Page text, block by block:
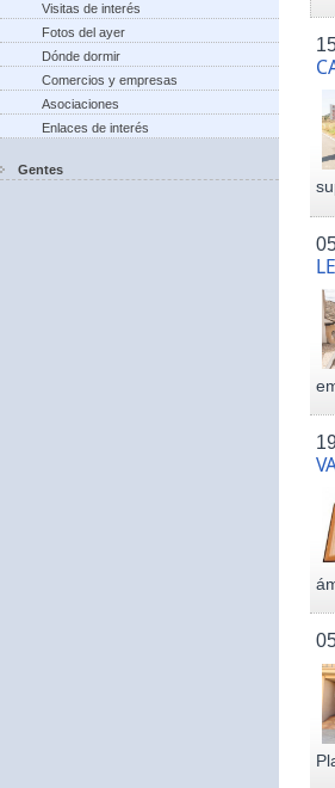
Visitas de interés
Fotos del ayer
Dónde dormir
Comercios y empresas
Asociaciones
Enlaces de interés
Gentes